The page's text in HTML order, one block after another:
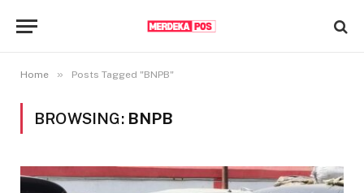
Home » Posts Tagged "BNPB"
BROWSING: BNPB